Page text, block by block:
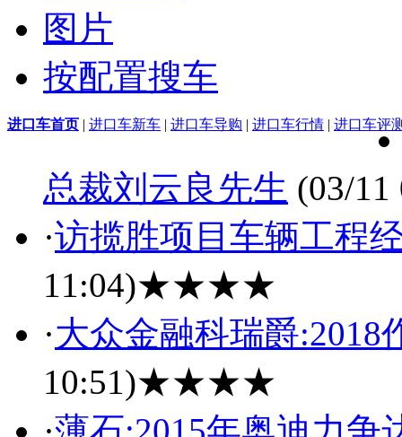
图片
按配置搜车
进口车首页 | 进口车新车 | 进口车导购 | 进口车行情 | 进口车评
总裁刘云良先生 (03/11
·访揽胜项目车辆工程
11:04)★★★★
·大众金融科瑞爵:2018
10:51)★★★★